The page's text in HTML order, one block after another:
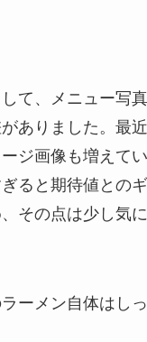
て、メニュー写
ありました。最
ジ画像も増えて
ると期待値との
その点は少し気
ーメン自体はし